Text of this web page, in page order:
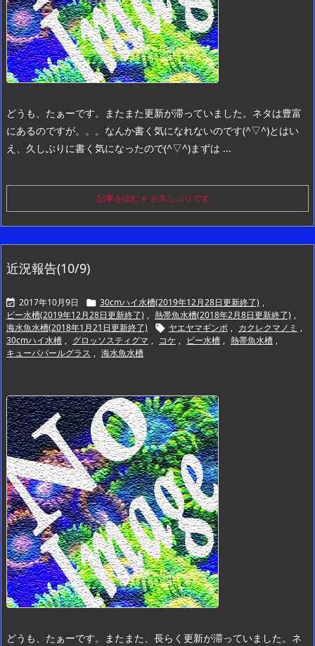
どうも、たぁーです。 またまた更新が滞っていました。 ネタは豊富
にあるのですが。。。 なんか書く気になれないのです(^▽^)とはい
え、久しぶりに書く気になったので(^▽^)まずは ...
記事を読む お久しぶりです。
近況報告(10/9)
 2017年10月9日  30cmハイ水槽(2019年12月28日更新終了) ,
ビー水槽(2019年12月28日更新終了) , 熱帯魚水槽(2018年2月8日更新終了) ,
海水魚水槽(2018年1月21日更新終了)
 ヤエヤマギンポ , カクレクマノミ ,
30cmハイ水槽 , グロッソスティグマ , コケ , ビー水槽 , 熱帯魚水槽 ,
キューバパールグラス , 海水魚水槽
どうも、たぁーです。 またまた、長らく更新が滞っていました。 ネ